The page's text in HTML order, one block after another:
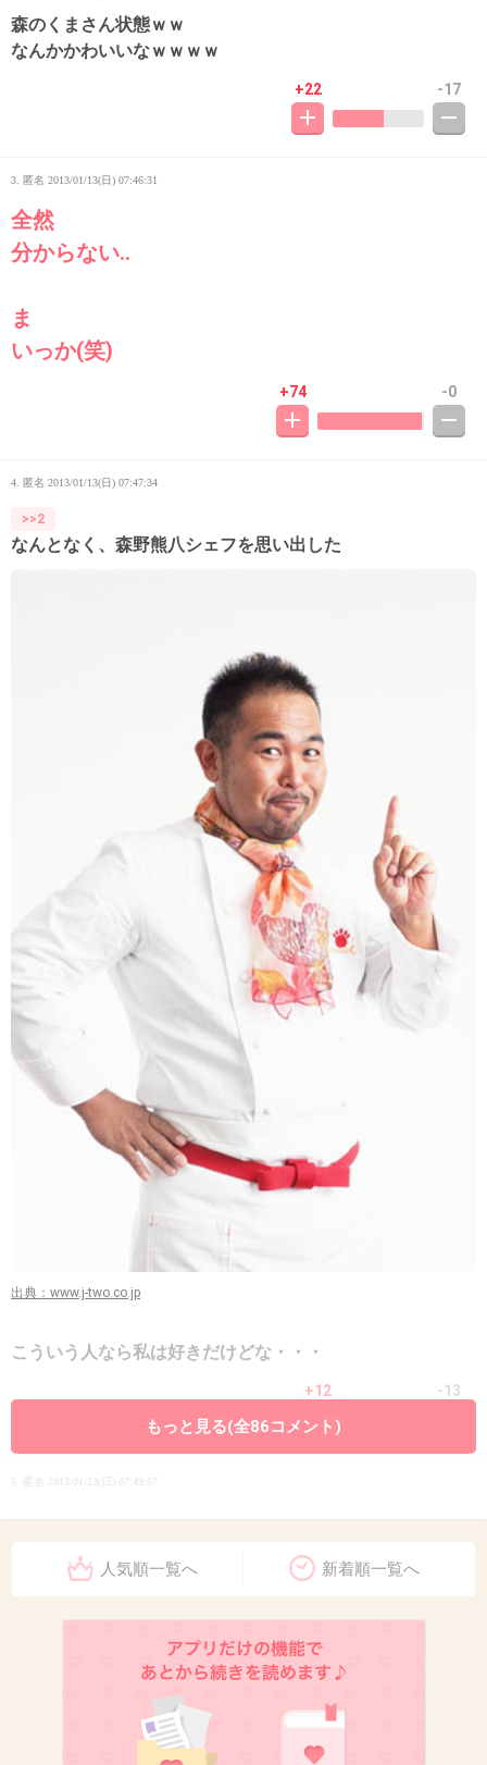
森のくまさん状態ｗｗ
なんかかわいいなｗｗｗｗ
+22 -17
3. 匿名 2013/01/13(日) 07:46:31
全然
分からない‥
ま
いっか(笑)
+74 -0
4. 匿名 2013/01/13(日) 07:47:34
>>2
なんとなく、森野熊八シェフを思い出した
出典：www.j-two.co.jp
こういう人なら私は好きだけどな・・・
+12 -13
5. 匿名 2013/01/13(日) 07:49:57
プゲラッチョ！
素直に馬鹿じゃねーのｗｗみたいなほうがわかりやすいよ
あ、でも表現が柔らかくなるからいいかもしれない
+14
もっと見る(全86コメント)
人気順一覧へ 新着順一覧へ